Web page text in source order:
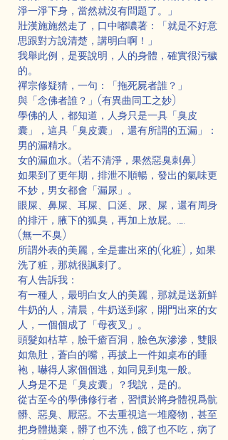
淨一淨下身，當然就沒有問題了。」
壯漢施施然走了，口中嘟噥著：「就是不好意
思跟對方說清楚，講明白啊！」
我舉此例，是要說明，人的身體，確實很污穢
的。
禪宗修疑猜，一句：「拖死屍者誰？」
與「念佛者誰？」(有異曲同工之妙)
學佛的人，都知道，人身只是一具「臭皮
囊」，這具「臭皮囊」，還有所謂的五漏」：
男的漏精水。
女的漏血水。(若不清淨，果然惡臭刺鼻)
如果到了更年期，排泄不順暢，發出的氣味更
不妙，男女都會「漏尿」。
眼屎、鼻屎、耳屎、口涎、尿、屎，還有周身
的排汗，腋下的狐臭，再加上放屁。……
(無一不臭)
所謂外表的美麗，全是畫出來的(化粧)，如果
洗了粧，那就很諷刺了。
有人告訴我：
有一種人，最明白女人的美麗，那就是送新鮮
牛奶的人，清晨，牛奶送到家，開門出來的女
人，一個個成了「母夜叉」。
頭髮如枯草，臉千瘡百洞，臉色灰滲滲，雙眼
如魚肚，蒼白的嘴，再披上一件如桌布的睡
袍，嚇得人家個個逃，如同見到鬼一般。
人身是不是「臭皮囊」？我說，是的。
從古至今的學佛修行者，習慣於將身體視爲骯
髒、惡臭、厭惡。不去重視這一堆廢物，甚至
把身體拋棄，髒了也不洗，餓了也不吃，病了